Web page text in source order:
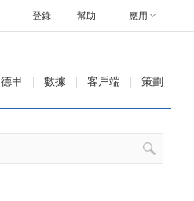
幫助 應用
登錄
德甲 數據 客戶端 策劃